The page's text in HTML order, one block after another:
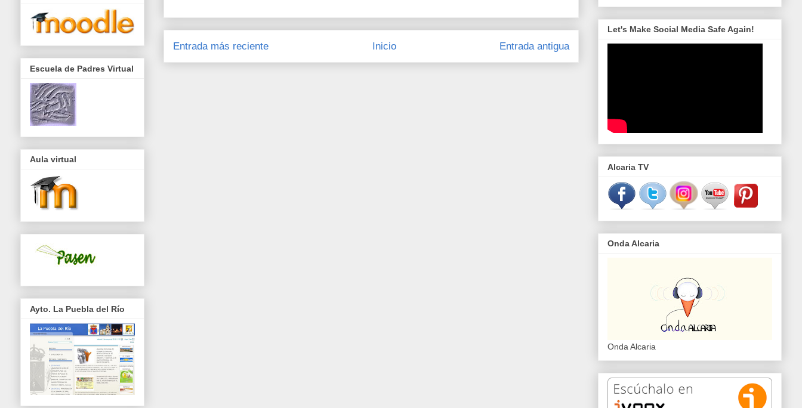
Entrada más reciente Entrada antigua
Inicio
Escuela de Padres Virtual
Aula virtual
Ayto. La Puebla del Río
Let's Make Social Media Safe Again!
Alcaria TV
Onda Alcaria
Onda Alcaria